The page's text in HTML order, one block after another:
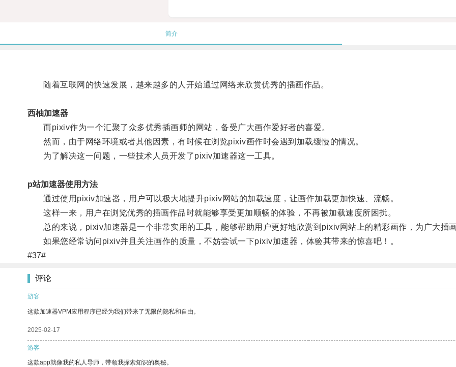
简介
随着互联网的快速发展，越来越多的人开始通过网络来欣赏优秀的插画作品。
西柚加速器
而pixiv作为一个汇聚了众多优秀插画师的网站，备受广大画作爱好者的喜爱。
然而，由于网络环境或者其他因素，有时候在浏览pixiv画作时会遇到加载缓慢的情况。
为了解决这一问题，一些技术人员开发了pixiv加速器这一工具。
p站加速器使用方法
通过使用pixiv加速器，用户可以极大地提升pixiv网站的加载速度，让画作加载更加快速、流畅。
这样一来，用户在浏览优秀的插画作品时就能够享受更加顺畅的体验，不再被加载速度所困扰。
总的来说，pixiv加速器是一个非常实用的工具，能够帮助用户更好地欣赏到pixiv网站上的精彩画作，为广大插画
如果您经常访问pixiv并且关注画作的质量，不妨尝试一下pixiv加速器，体验其带来的惊喜吧！。
#37#
评论
游客
这款加速器VPM应用程序已经为我们带来了无限的隐私和自由。
2025-02-17
游客
这款app就像我的私人导师，带领我探索知识的奥秘。